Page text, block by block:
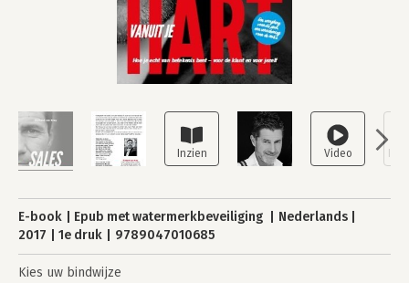
E-book Epub met watermerkbeveiliging
Nederlands
2017
1e druk 9789047010685
Kies uw bindwijze